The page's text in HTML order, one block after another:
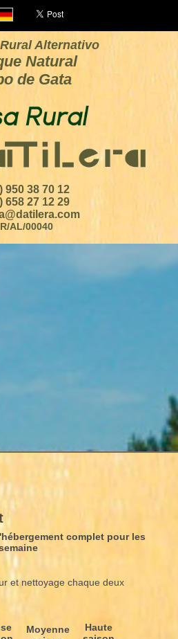
Alternativo
Natural
de Gata
950 38 70 12
658 27 12 29
AL/00040
complet pour les
et nettoyage chaque deux
Moyenne
Haute